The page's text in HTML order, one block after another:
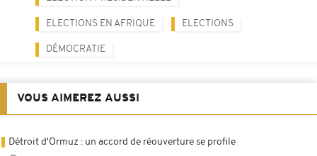
ELECTIONS EN AFRIQUE ELECTIONS
DÉMOCRATIE
VOUS AIMEREZ AUSSI
Détroit d'Ormuz : un accord de réouverture se profile